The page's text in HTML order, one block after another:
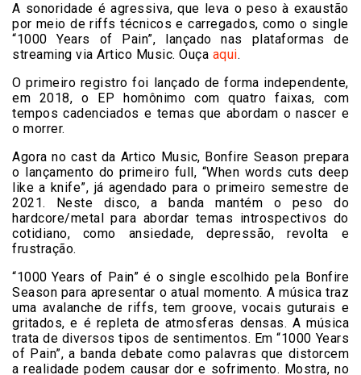
A sonoridade é agressiva, que leva o peso à exaustão
por meio de riffs técnicos e carregados, como o single
“1000 Years of Pain”, lançado nas plataformas de
streaming via Artico Music. Ouça aqui.
O primeiro registro foi lançado de forma independente,
em 2018, o EP homônimo com quatro faixas, com
tempos cadenciados e temas que abordam o nascer e
o morrer.
Agora no cast da Artico Music, Bonfire Season prepara
o lançamento do primeiro full, “When words cuts deep
like a knife”, já agendado para o primeiro semestre de
2021. Neste disco, a banda mantém o peso do
hardcore/metal para abordar temas introspectivos do
cotidiano, como ansiedade, depressão, revolta e
frustração.
“1000 Years of Pain” é o single escolhido pela Bonfire
Season para apresentar o atual momento. A música traz
uma avalanche de riffs, tem groove, vocais guturais e
gritados, e é repleta de atmosferas densas. A música
trata de diversos tipos de sentimentos. Em “1000 Years
of Pain”, a banda debate como palavras que distorcem
a realidade podem causar dor e sofrimento. Mostra, no